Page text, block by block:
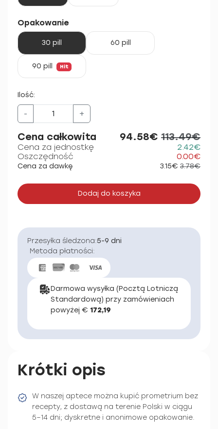
Opakowanie
30 pill 60 pill
90 pill Hit
Ilość:
- +
Cena całkowita 94.58€ 113.49€
Cena za jednostkę
2.42€
Oszczędność
0.00€
Cena za dawkę 3.15€ 3.78€
Dodaj do koszyka
Przesyłka śledzona:5-9 dni
Metoda płatności:
Darmowa wysyłka (Pocztą Lotniczą
Standardową) przy zamówieniach
powyżej € 172,19
Krótki opis
W naszej aptece można kupić prometrium bez
recepty, z dostawą na terenie Polski w ciągu
5–14 dni; dyskretne i anonimowe opakowanie.